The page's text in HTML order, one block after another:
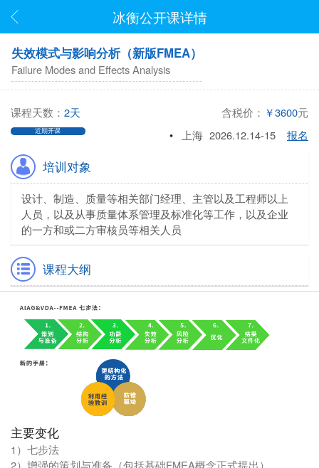
冰衡公开课详情
失效模式与影响分析（新版FMEA）
Failure Modes and Effects Analysis
课程天数： 2天 含税价： ￥3600元
近期开课 • 上海 2026.12.14-15 报名
培训对象
设计、制造、质量等相关部门经理、主管以及工程师以上
人员，以及从事质量体系管理及标准化等工作，以及企业
的一方和或二方审核员等相关人员
课程大纲
主要变化
1）七步法
2）增强的策划与准备（包括基础FMEA概念正式提出）